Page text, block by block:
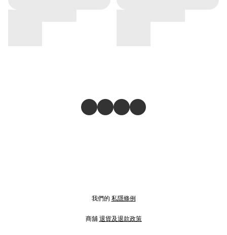
我們的 私隱條例
商舖 退貨及退款政策